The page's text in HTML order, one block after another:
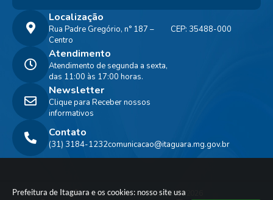
Prefeitura de Itaguara e os cookies: nosso site usa
Localização
Rua Padre Gregório, n° 187 –
Centro
CEP: 35488-000
Contato
(31) 3184-1232comunicacao@itaguara.mg.gov.br
Atendimento
Atendimento de segunda a sexta,
das 11:00 às 17:00 horas.
Newsletter
Clique para Receber nossos
informativos
Versão do Sistema:3.5.3 - 19/06/2026